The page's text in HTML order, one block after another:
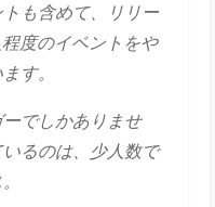
トも含めて、リリー
度のイベントをや
す。
でしかありませ
るのは、少人数で